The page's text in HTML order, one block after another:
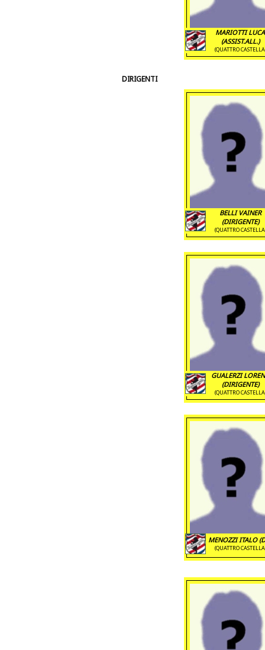
MARIOTTI LUCA
(ASSIST.ALL.)
(QUATTRO
DIRIGENTI
BELLI VAINER
(DIRIGENTE)
(QUATTRO
GUALERZI
(DIRIGENTE)
(QUATTRO
MENOZZI ITALO
(QUATTRO